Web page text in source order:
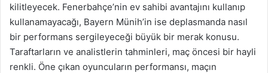
kilitleyecek. Fenerbahçe’nin ev sahibi avantajını kullanıp
kullanamayacağı, Bayern Münih’in ise deplasmanda nasıl
bir performans sergileyeceği büyük bir merak konusu.
Taraftarların ve analistlerin tahminleri, maç öncesi bir hayli
renkli. Öne çıkan oyuncuların performansı, maçın